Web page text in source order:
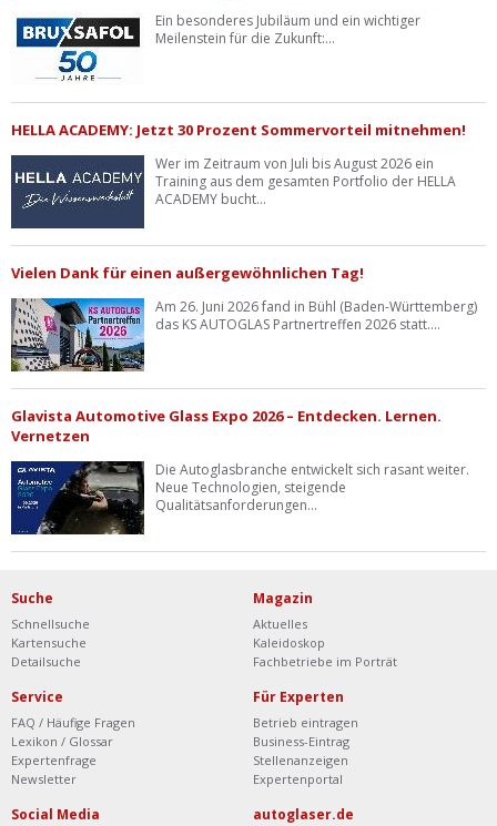
Ein besonderes Jubiläum und ein wichtiger
Meilenstein für die Zukunft:...
HELLA ACADEMY: Jetzt 30 Prozent Sommervorteil mitnehmen!
Wer im Zeitraum von Juli bis August 2026 ein
Training aus dem gesamten Portfolio der HELLA
ACADEMY bucht...
Vielen Dank für einen außergewöhnlichen Tag!
Am 26. Juni 2026 fand in Bühl (Baden-Württemberg)
das KS AUTOGLAS Partnertreffen 2026 statt....
Glavista Automotive Glass Expo 2026 – Entdecken. Lernen.
Vernetzen
Die Autoglasbranche entwickelt sich rasant weiter.
Neue Technologien, steigende
Qualitätsanforderungen...
Suche
Schnellsuche
Kartensuche
Detailsuche
Magazin
Aktuelles
Kaleidoskop
Fachbetriebe im Porträt
Service
FAQ / Häufige Fragen
Lexikon / Glossar
Expertenfrage
Newsletter
Für Experten
Betrieb eintragen
Business-Eintrag
Stellenanzeigen
Expertenportal
Social Media autoglaser.de